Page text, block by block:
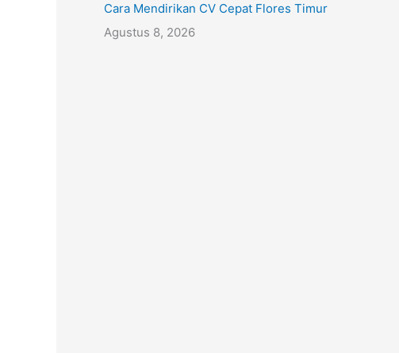
Cara Mendirikan CV Cepat Flores Timur
Agustus 8, 2026